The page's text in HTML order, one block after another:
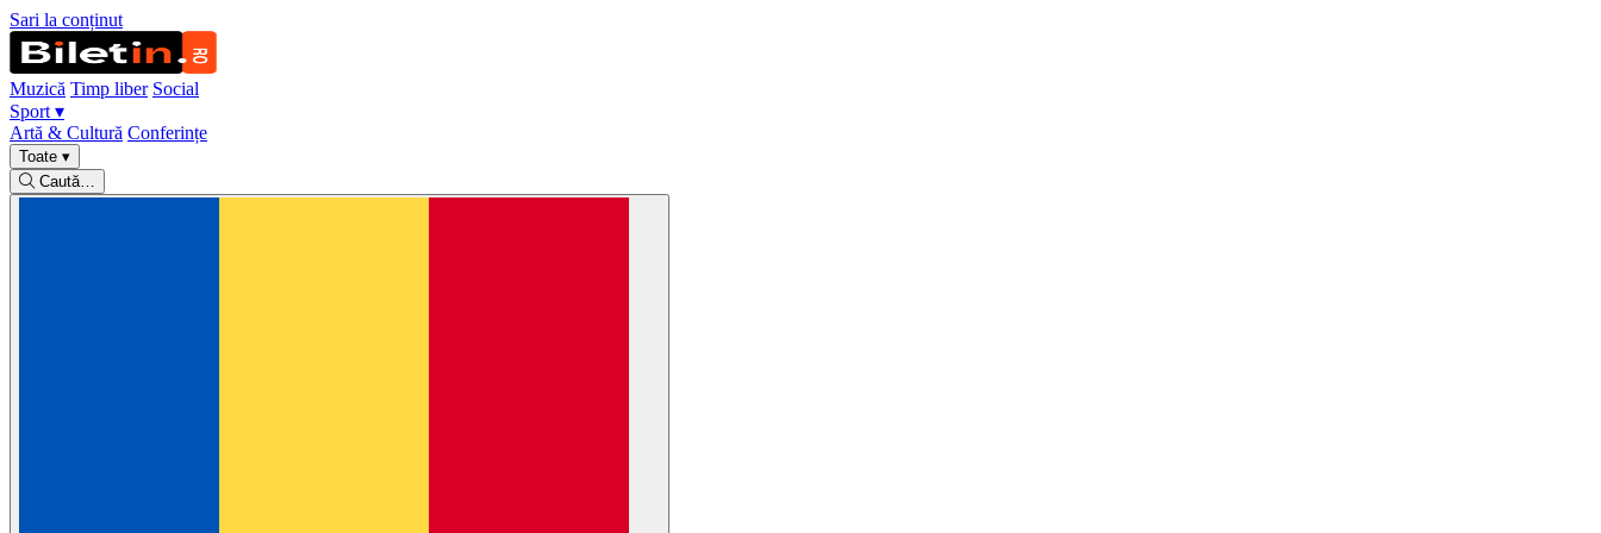
Sari la conținut
Muzică Timp liber Social
Sport ▾
Artă & Cultură Conferințe
Toate ▾
Caută…